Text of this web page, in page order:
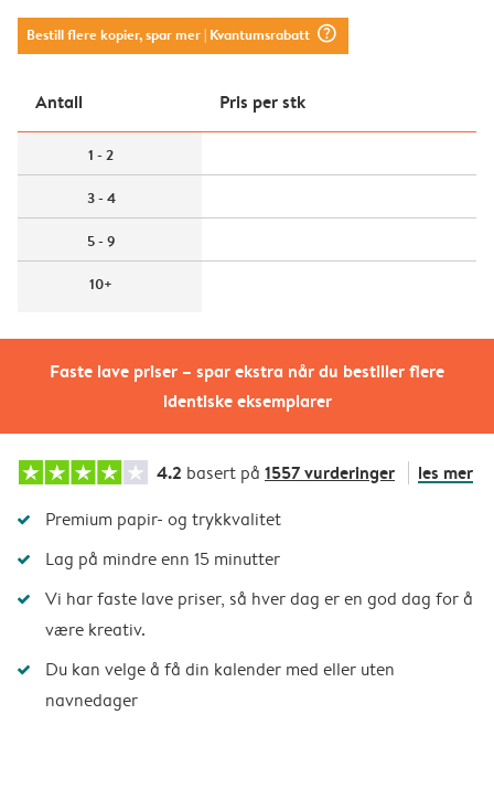
Faste lave priser – spar ekstra når du bestiller flere
identiske eksemplarer
Bestill flere kopier, spar mer| Kvantumsrabatt question_mark_circle
Antall Pris per stk
1 - 2
3 - 4
5 - 9
10+
4.2 basert på 1557 vurderinger les mer
Premium papir- og trykkvalitet
Lag på mindre enn 15 minutter
Vi har faste lave priser, så hver dag er en god dag for å
være kreativ.
Du kan velge å få din kalender med eller uten
navnedager